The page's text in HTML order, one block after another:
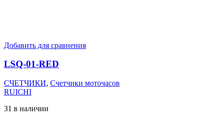
Добавить для сравнения
LSQ-01-RED
СЧЕТЧИКИ, Счетчики моточасов
RUICHI
31 в наличии